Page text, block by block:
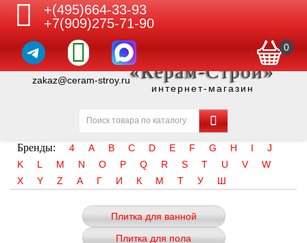
+(495)664-33-93
+7(909)275-71-90
0
zakaz@ceram-stroy.ru«Керам-Строй»
интернет-магазин
Бренды: 4 A B C D E F G H I
J
K
L M N O P Q R S T U V
W
X
Y Z А Г И К М Т У Ш
Плитка для ванной
Плитка для пола